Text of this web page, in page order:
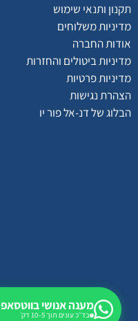
תקנון ותנאי שימוש
מדיניות משלוחים
אודות החברה
מדיניות ביטולים והחזרות
מדיניות פרטיות
הצהרת נגישות
הבלוג של דנ-אל פור יו
מענה אנושי בווטסאפ
בד״כ עונים תוך 5–10 דק׳